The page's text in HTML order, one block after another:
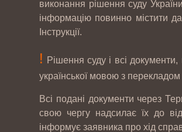
виконання рішення суду
інформацію повинно містити
Інструкції.
! Рішення суду і всі
української мовою з
Всі подані документи через
свою чергу надсилає їх до
інформує заявника про хід
2017
04
03-
03
2017
Гуртівня ветеринарних
"СІГМЕД УКРАЇНА"